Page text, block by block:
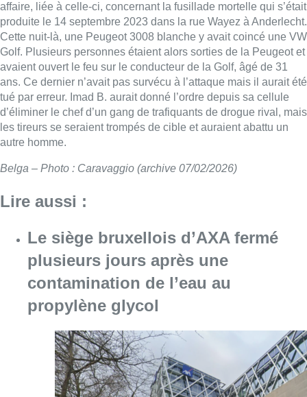
affaire, liée à celle-ci, concernant la fusillade mortelle qui s’était
produite le 14 septembre 2023 dans la rue Wayez à Anderlecht.
Cette nuit-là, une Peugeot 3008 blanche y avait coincé une VW
Golf. Plusieurs personnes étaient alors sorties de la Peugeot et
avaient ouvert le feu sur le conducteur de la Golf, âgé de 31
ans. Ce dernier n’avait pas survécu à l’attaque mais il aurait été
tué par erreur. Imad B. aurait donné l’ordre depuis sa cellule
d’éliminer le chef d’un gang de trafiquants de drogue rival, mais
les tireurs se seraient trompés de cible et auraient abattu un
autre homme.
Belga – Photo : Caravaggio (archive 07/02/2026)
Lire aussi :
Le siège bruxellois d’AXA fermé
plusieurs jours après une
contamination de l’eau au
propylène glycol